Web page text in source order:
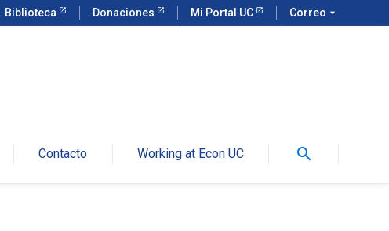
Biblioteca Donaciones Mi Portal UC Correo arrow_drop_down
Contacto Working at Econ UC search